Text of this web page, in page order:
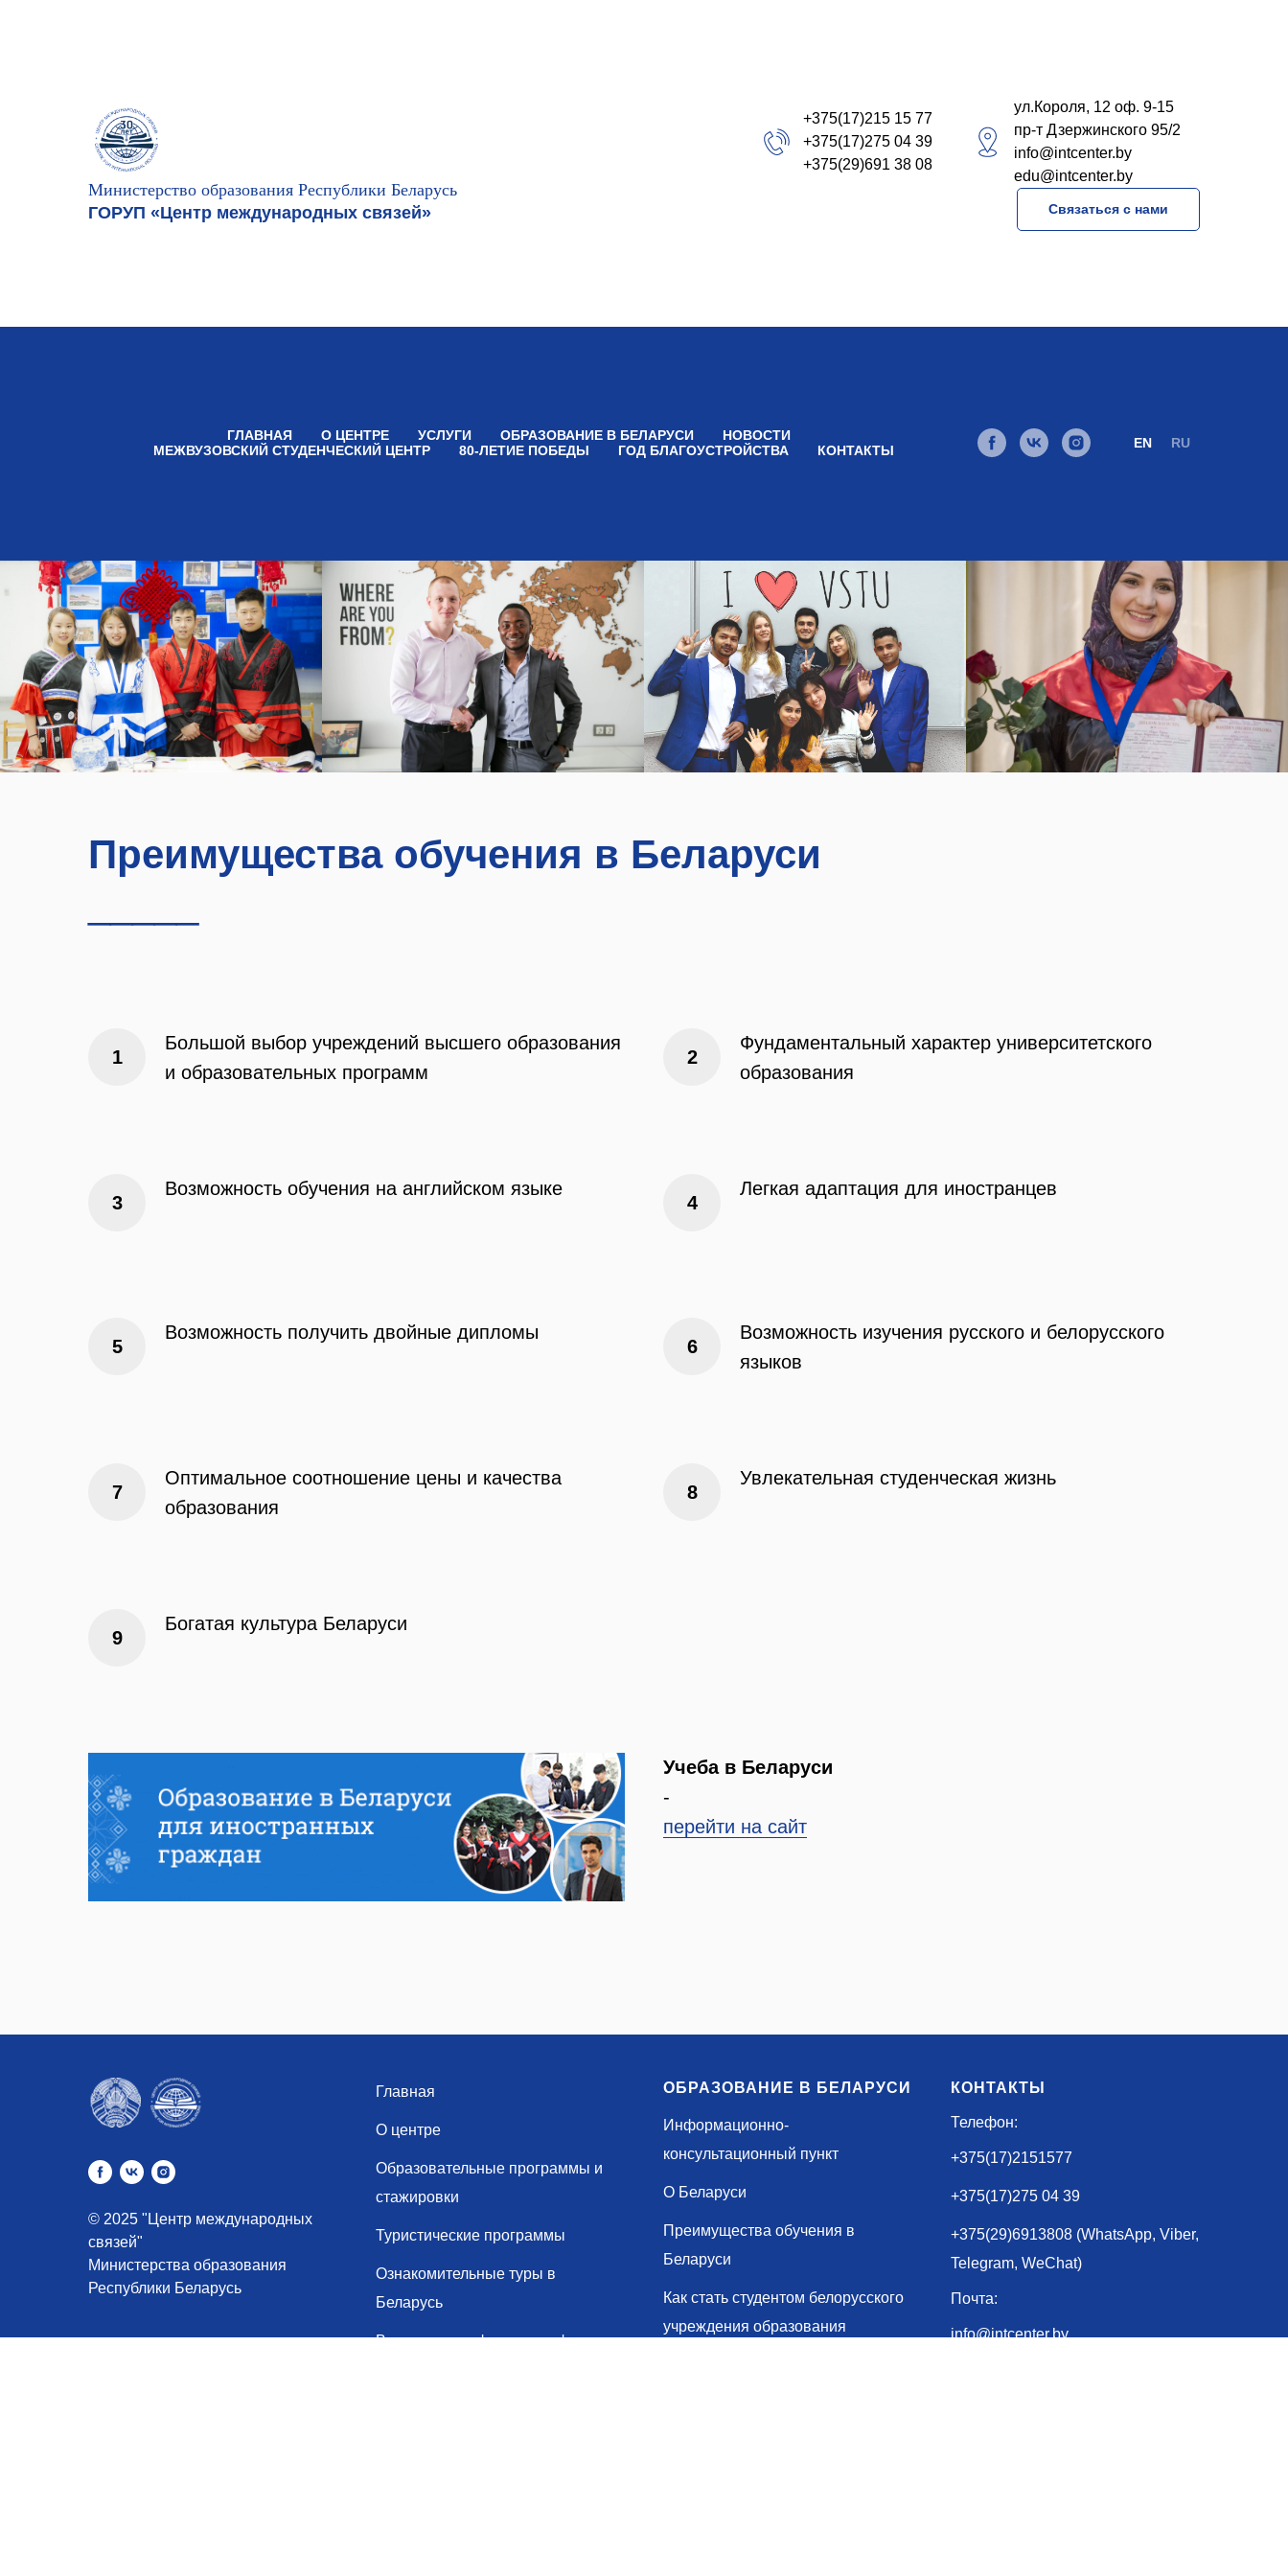
Министерство образования Республики Беларусь
ГОРУП «Центр международных связей»
+375(17)215 15 77
+375(17)275 04 39
+375(29)691 38 08
ул.Короля, 12 оф. 9-15
пр-т Дзержинского 95/2
info@intcenter.by
edu@intcenter.by
Связаться с нами
ГЛАВНАЯ О ЦЕНТРЕ УСЛУГИ ОБРАЗОВАНИЕ В БЕЛАРУСИ
НОВОСТИ
МЕЖВУЗОВСКИЙ СТУДЕНЧЕСКИЙ ЦЕНТР
80-ЛЕТИЕ ПОБЕДЫ ГОД БЛАГОУСТРОЙСТВА КОНТАКТЫ EN RU
Преимущества обучения в Беларуси
Большой выбор учреждений высшего образования
и образовательных программ
Фундаментальный характер университетского
образования
Возможность обучения на английском языке Легкая адаптация для иностранцев
Возможность получить двойные дипломы
Возможность изучения русского и белорусского
языков
Оптимальное соотношение цены и качества
образования
Увлекательная студенческая жизнь
Богатая культура Беларуси
Учеба в Беларуси
-
перейти на сайт
© 2025 "Центр международных
связей"
Министерства образования
Республики Беларусь
Главная
О центре
Образовательные программы и
стажировки
Туристические программы
Ознакомительные туры в
Беларусь
Выставки, конференции, форумы
ОБРАЗОВАНИЕ В БЕЛАРУСИ
Информационно-
консультационный пункт
О Беларуси
Преимущества обучения в
Беларуси
Как стать студентом белорусского
учреждения образования
КОНТАКТЫ
Телефон:
+375(17)2151577
+375(17)275 04 39
+375(29)6913808 (WhatsApp, Viber,
Telegram, WeChat)
Почта:
info@intcenter.by